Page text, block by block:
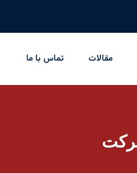
مقالات تماس با ما